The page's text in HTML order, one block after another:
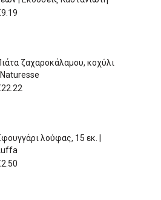
9.19
ζαχαροκάλαμου, κοχύλι
| Naturesse
22.22
λούφας, 15 εκ. |
2.50